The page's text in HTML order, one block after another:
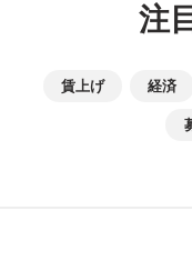
注
賃上げ 経済